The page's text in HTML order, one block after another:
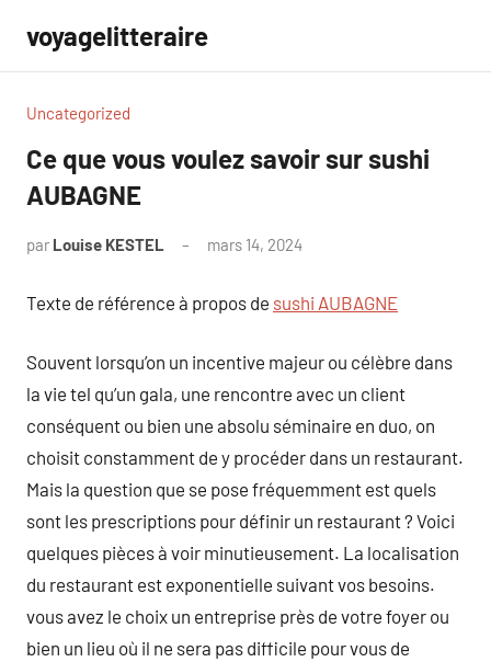
contenu
voyagelitteraire
Uncategorized
Ce que vous voulez savoir sur sushi
AUBAGNE
par Louise KESTEL mars 14, 2024
Texte de référence à propos de sushi AUBAGNE
Souvent lorsqu’on un incentive majeur ou célèbre dans
la vie tel qu’un gala, une rencontre avec un client
conséquent ou bien une absolu séminaire en duo, on
choisit constamment de y procéder dans un restaurant.
Mais la question que se pose fréquemment est quels
sont les prescriptions pour définir un restaurant ? Voici
quelques pièces à voir minutieusement. La localisation
du restaurant est exponentielle suivant vos besoins.
vous avez le choix un entreprise près de votre foyer ou
bien un lieu où il ne sera pas difficile pour vous de